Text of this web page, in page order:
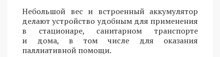
Небольшой вес и встроенный аккумулятор
делают устройство удобным для применения
в стационаре, санитарном транспорте
и дома, в том числе для оказания
паллиативной помощи.